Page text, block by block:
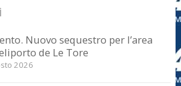
Nuovo sequestro per l’area
de Le Tore
2026